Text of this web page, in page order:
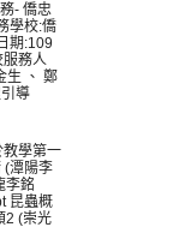
- 僑忠
學校:僑
期:109
務人
生 、 鄭
導
教學第一
(潭陽李
李銘
昆蟲概
2 (崇光